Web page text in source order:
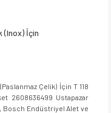
(Inox) İçin
Çelik) İçin T 118
2608636499 Ustapazar
Bosch Endüstriyel Alet ve